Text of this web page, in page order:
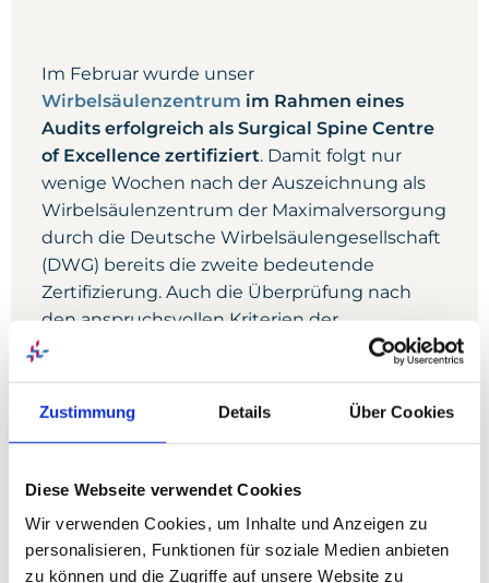
Zustimmung Details Über Cookies
Diese Webseite verwendet Cookies
Wir verwenden Cookies, um Inhalte und Anzeigen zu
personalisieren, Funktionen für soziale Medien anbieten
zu können und die Zugriffe auf unsere Website zu
Im Februar wurde unser
Wirbelsäulenzentrum im Rahmen eines
Audits erfolgreich als Surgical Spine Centre
of Excellence zertifiziert. Damit folgt nur
wenige Wochen nach der Auszeichnung als
Wirbelsäulenzentrum der Maximalversorgung
durch die Deutsche Wirbelsäulengesellschaft
(DWG) bereits die zweite bedeutende
Zertifizierung. Auch die Überprüfung nach
den anspruchsvollen Kriterien der
europäischen Fachgesellschaft Eurospine
Kombination aus deutscher und europäischer
Qualitätsniveau haben.
Europaweit gibt es derzeit 47 Surgical Spine
Center of Exzellence , davon 18 in